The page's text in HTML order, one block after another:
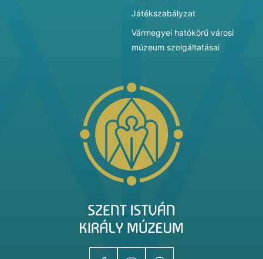
Játékszabályzat
Vármegyei hatókörű városi
múzeum szolgáltatásai